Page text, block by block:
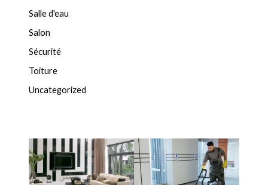
Salle d'eau
Salon
Sécurité
Toiture
Uncategorized